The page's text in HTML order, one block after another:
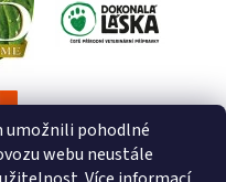
umožnili pohodlné
webu neustále